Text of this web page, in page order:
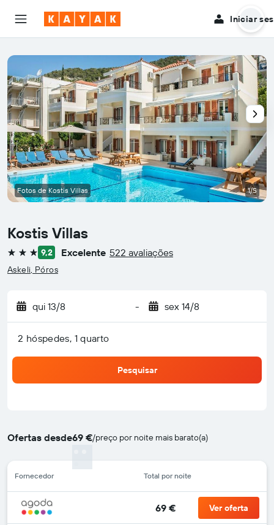
Iniciar
Kostis Villas
3 estrelas9,2 Excelente 522 avaliações
Askeli, Póros
qui 13/8 - sex 14/8
2 hóspedes, 1 quarto
Pesquisar
Ofertas desde69 €/preço por noite mais barato(a)
Fornecedor Total por noite
69 € Ver oferta
Fotos de Kostis Villas 1/5